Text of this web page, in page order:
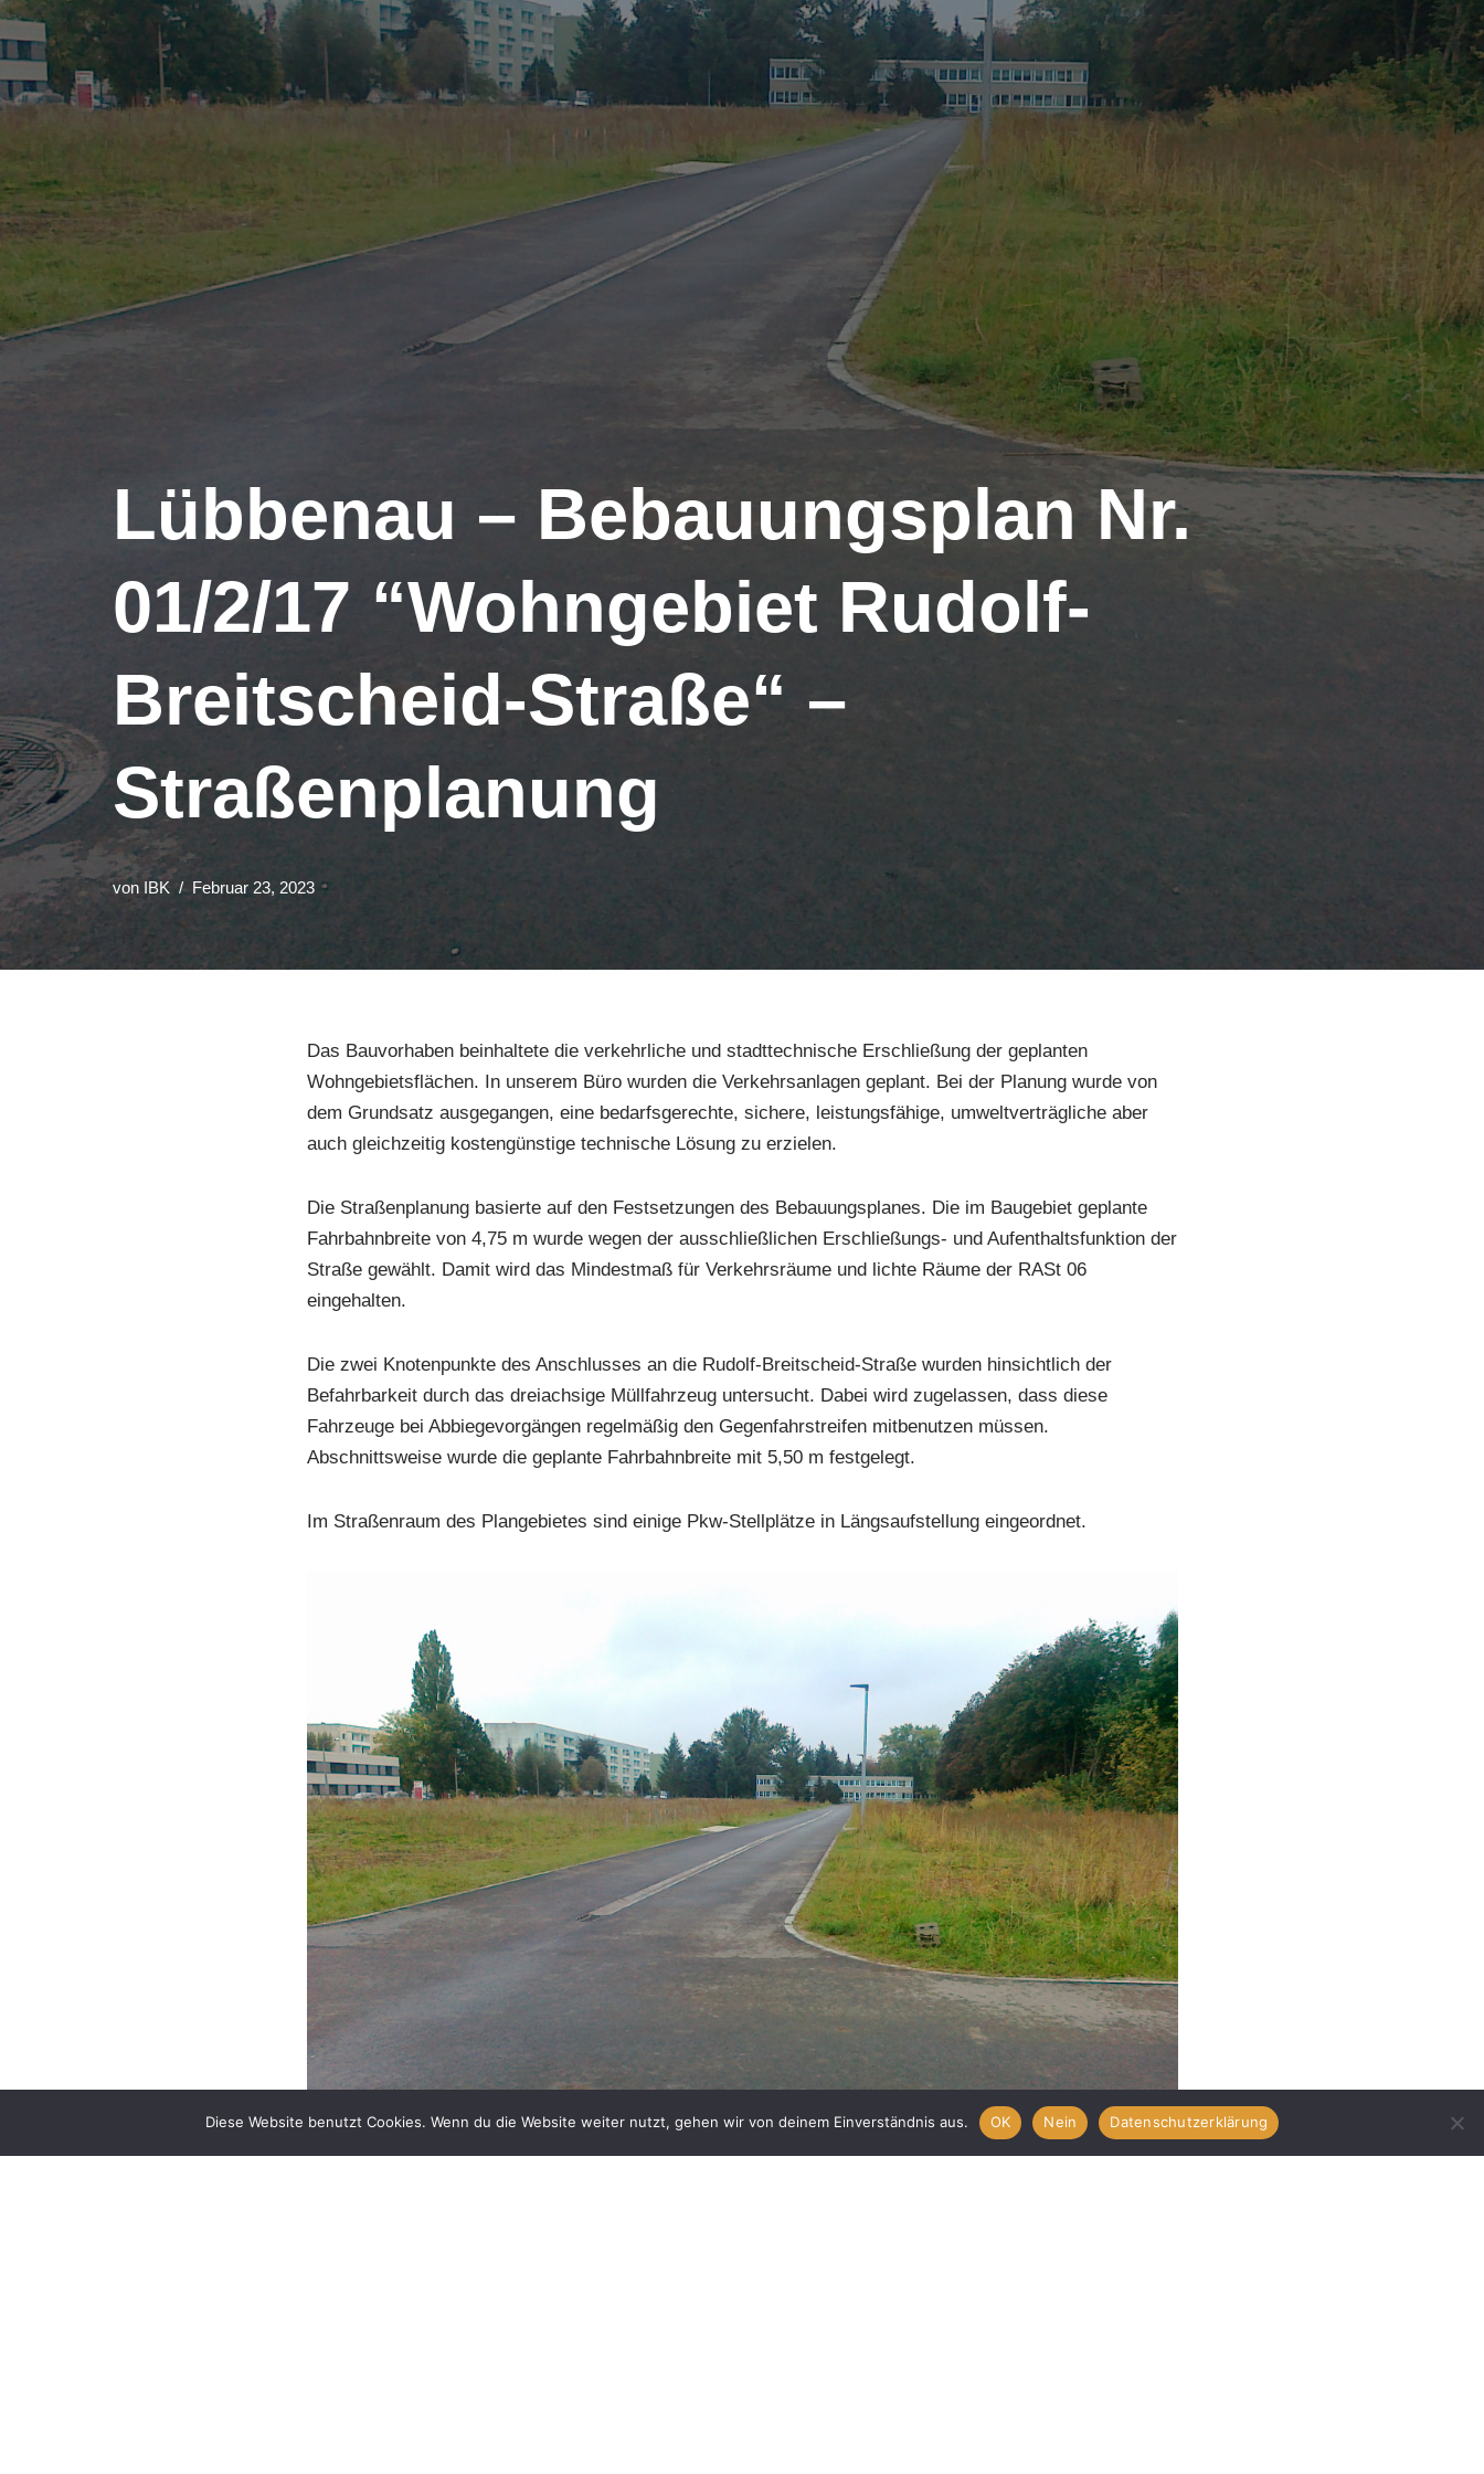
Lübbenau – Bebauungsplan Nr.
01/2/17 “Wohngebiet Rudolf-
Breitscheid-Straße“ –
Straßenplanung
von IBK Februar 23, 2023
Das Bauvorhaben beinhaltete die verkehrliche und stadttechnische Erschließung der geplanten
Wohngebietsflächen. In unserem Büro wurden die Verkehrsanlagen geplant. Bei der Planung wurde von
dem Grundsatz ausgegangen, eine bedarfsgerechte, sichere, leistungsfähige, umweltverträgliche aber
auch gleichzeitig kostengünstige technische Lösung zu erzielen.
Die Straßenplanung basierte auf den Festsetzungen des Bebauungsplanes. Die im Baugebiet geplante
Fahrbahnbreite von 4,75 m wurde wegen der ausschließlichen Erschließungs- und Aufenthaltsfunktion der
Straße gewählt. Damit wird das Mindestmaß für Verkehrsräume und lichte Räume der RASt 06
eingehalten.
Die zwei Knotenpunkte des Anschlusses an die Rudolf-Breitscheid-Straße wurden hinsichtlich der
Befahrbarkeit durch das dreiachsige Müllfahrzeug untersucht. Dabei wird zugelassen, dass diese
Fahrzeuge bei Abbiegevorgängen regelmäßig den Gegenfahrstreifen mitbenutzen müssen.
Abschnittsweise wurde die geplante Fahrbahnbreite mit 5,50 m festgelegt.
Im Straßenraum des Plangebietes sind einige Pkw-Stellplätze in Längsaufstellung eingeordnet.
Diese Website benutzt Cookies. Wenn du die Website weiter nutzt, gehen wir von deinem Einverständnis aus. OK Nein Datenschutzerklärung